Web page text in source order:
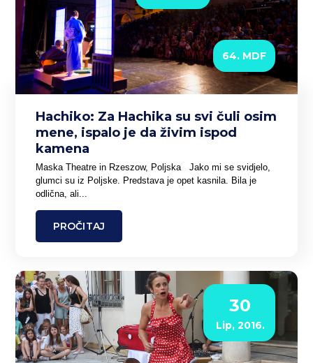
64. MDF
Hachiko: Za Hachika su svi čuli osim
mene, ispalo je da živim ispod
kamena
Maska Theatre in Rzeszow, Poljska Jako mi se svidjelo,
glumci su iz Poljske. Predstava je opet kasnila. Bila je
odlična, ali...
PROČITAJ
30
Lip, 2016.